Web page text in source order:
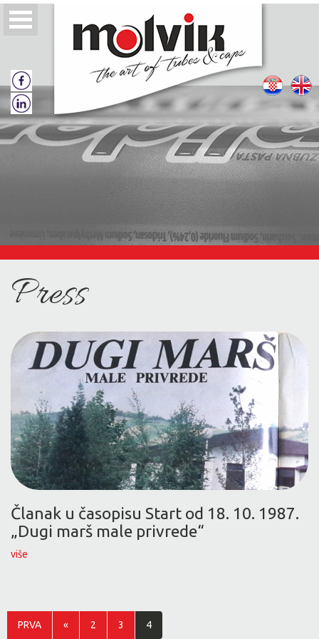
O nama
Tube
Zatvarači za tube
Press
Članak u časopisu Start od 18. 10. 1987.
„Dugi marš male privrede“
više
PRVA « 2 3 4